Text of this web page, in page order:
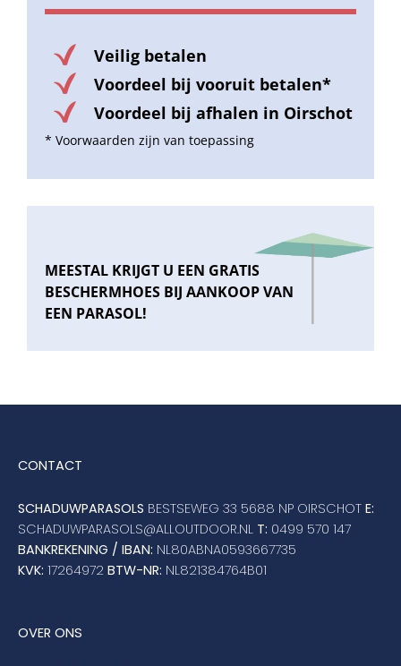
Veilig betalen
Voordeel bij vooruit betalen*
Voordeel bij afhalen in Oirschot
* Voorwaarden zijn van toepassing
MEESTAL KRIJGT U EEN GRATIS
BESCHERMHOES BIJ AANKOOP VAN
EEN PARASOL!
CONTACT
SCHADUWPARASOLS BESTSEWEG 33 5688 NP OIRSCHOT E:
SCHADUWPARASOLS@ALLOUTDOOR.NL T: 0499 570 147
BANKREKENING / IBAN: NL80ABNA0593667735
KVK: 17264972 BTW-NR: NL821384764B01
OVER ONS